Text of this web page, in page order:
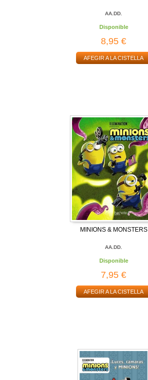
AA.DD.
Disponible
8,95 €
AFEGIR A LA CISTELLA
MINIONS & MONSTERS
AA.DD.
Disponible
7,95 €
AFEGIR A LA CISTELLA